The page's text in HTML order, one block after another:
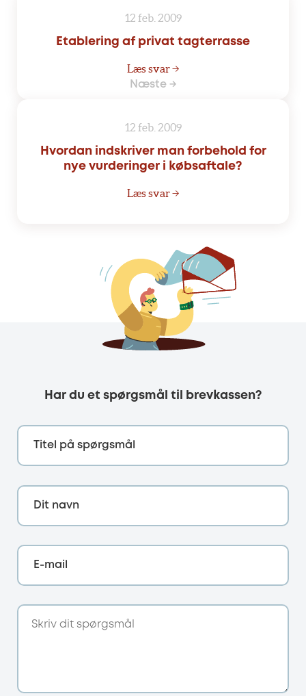
12 feb. 2009
Etablering af privat tagterrasse
Læs svar →
Næste →
12 feb. 2009
Hvordan indskriver man forbehold for
nye vurderinger i købsaftale?
Læs svar →
Har du et spørgsmål til brevkassen?
Titel på spørgsmål
Dit navn
E-mail